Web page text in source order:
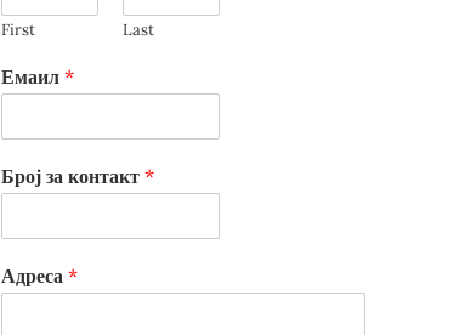
First Last
Емаил *
Број за контакт *
Адреса *